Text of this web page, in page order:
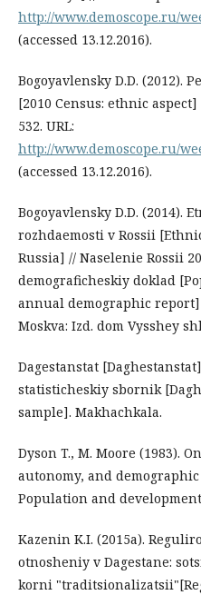
http://www.demoscope.ru/
(accessed 13.12.2016).
Bogoyavlensky D.D. (2012).
[2010 Census: ethnic aspect]
532. URL:
http://www.demoscope.ru/
(accessed 13.12.2016).
Bogoyavlensky D.D. (2014).
rozhdaemosti v Rossii
Russia] // Naselenie Rossii
demograficheskiy doklad
annual demographic report]
Moskva: Izd. dom Vysshey
Dagestanstat
statisticheskiy sbornik
sample]. Makhachkala.
Dyson T., M. Moore (1983).
autonomy, and
Population and
Kazenin K.I. (2015а).
otnosheniy v Dagestane:
korni